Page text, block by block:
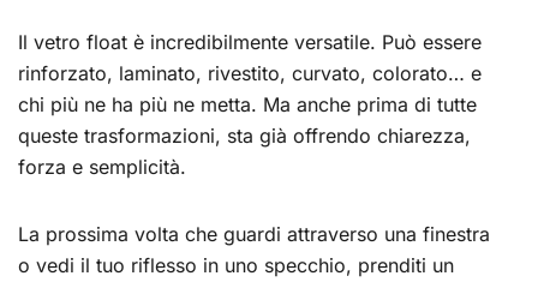
Il vetro float è incredibilmente versatile. Può essere
rinforzato, laminato, rivestito, curvato, colorato… e
chi più ne ha più ne metta. Ma anche prima di tutte
queste trasformazioni, sta già offrendo chiarezza,
forza e semplicità.
La prossima volta che guardi attraverso una finestra
o vedi il tuo riflesso in uno specchio, prenditi un